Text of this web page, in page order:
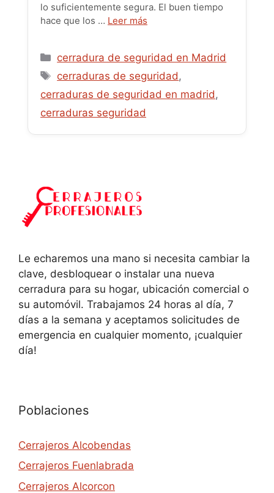
lo suficientemente segura. El buen tiempo
hace que los … Leer más
Categorías
cerradura de seguridad en Madrid
Etiquetas
cerraduras de seguridad ,
cerraduras de seguridad en madrid ,
cerraduras seguridad
Le echaremos una mano si necesita cambiar la
clave, desbloquear o instalar una nueva
cerradura para su hogar, ubicación comercial o
su automóvil. Trabajamos 24 horas al día, 7
días a la semana y aceptamos solicitudes de
emergencia en cualquier momento, ¡cualquier
día!
Poblaciones
Cerrajeros Alcobendas
Cerrajeros Fuenlabrada
Cerrajeros Alcorcon